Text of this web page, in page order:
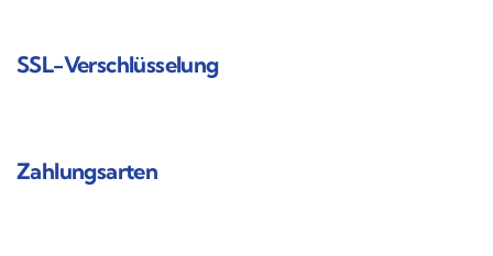
SSL-Verschlüsselung
Zahlungsarten